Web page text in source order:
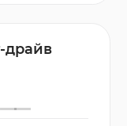
драйв